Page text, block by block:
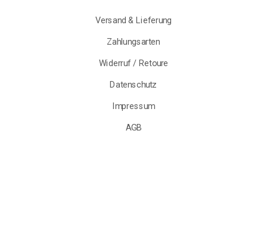
Versand & Lieferung
Zahlungsarten
Widerruf / Retoure
Datenschutz
Impressum
AGB